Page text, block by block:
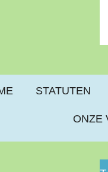
STATUTEN
ONZE